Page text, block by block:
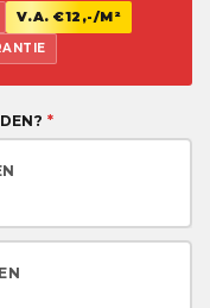
V.A. €12,-/M²
*